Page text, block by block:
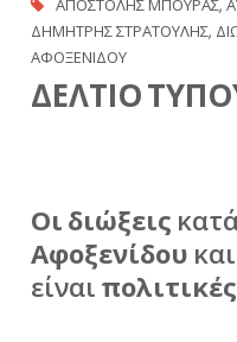
ΑΠΟΣΤΟΛΗΣ ΜΠΟΥΡΑΣ,
ΔΗΜΗΤΡΗΣ ΣΤΡΑΤΟΥΛΗΣ,
ΑΦΟΞΕΝΙΔΟΥ
ΔΕΛΤΙΟ
Οι διώξεις
Αφοξενίδου
είναι